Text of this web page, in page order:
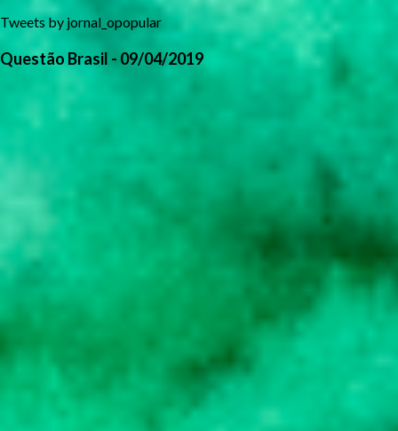
Tweets by jornal_opopular
Questão Brasil - 09/04/2019